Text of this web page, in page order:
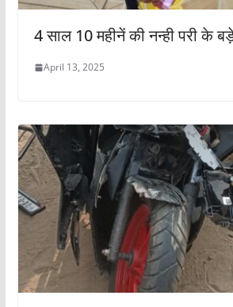
4 साल 10 महीनें की नन्ही परी के
April 13, 2025